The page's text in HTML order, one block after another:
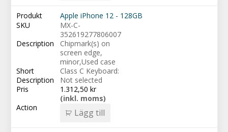
Apple iPhone 12 - 128GB
MX-C-
352619277806007
Chipmark(s) on
screen edge,
minor,Used case
Class C Keyboard:
Not selected
1.312,50 kr
(inkl. moms)
Lägg till